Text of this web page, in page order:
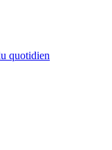
quotidien